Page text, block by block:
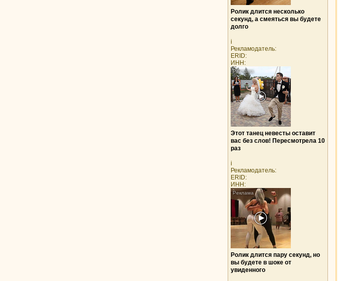
Ролик длится несколько
секунд, а смеяться вы будете
долго
i
Рекламодатель:
ERID:
ИНН:
Этот танец невесты оставит
вас без слов! Пересмотрела 10
раз
i
Рекламодатель:
ERID:
ИНН:
Ролик длится пару секунд, но
вы будете в шоке от
увиденного